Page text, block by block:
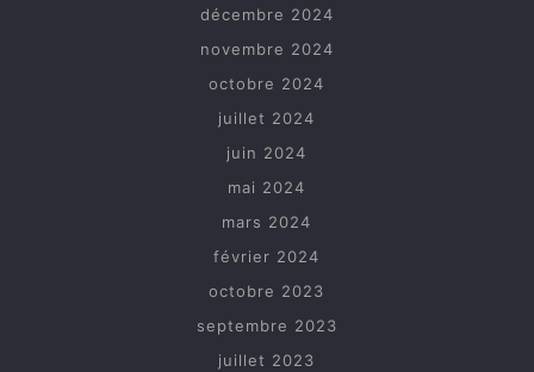
décembre 2024
novembre 2024
octobre 2024
juillet 2024
juin 2024
mai 2024
mars 2024
février 2024
octobre 2023
septembre 2023
juillet 2023